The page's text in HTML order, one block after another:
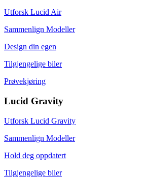
Utforsk Lucid Air
Sammenlign Modeller
Design din egen
Tilgjengelige biler
Prøvekjøring
Lucid Gravity
Utforsk Lucid Gravity
Sammenlign Modeller
Hold deg oppdatert
Tilgjengelige biler